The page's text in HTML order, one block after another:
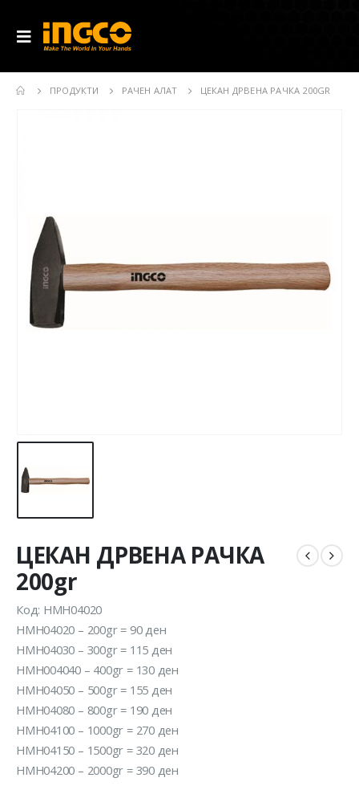
ПРОДУКТИ РАЧЕН АЛАТ ЦЕКАН ДРВЕНА РАЧКА 200GR
ЦЕКАН ДРВЕНА РАЧКА
200gr
Код: HMH04020
HMH04020 – 200gr = 90 ден
HMH04030 – 300gr = 115 ден
HMH004040 – 400gr = 130 ден
HMH04050 – 500gr = 155 ден
HMH04080 – 800gr = 190 ден
HMH04100 – 1000gr = 270 ден
HMH04150 – 1500gr = 320 ден
HMH04200 – 2000gr = 390 ден